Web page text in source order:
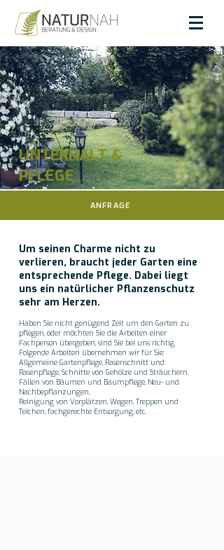
UNTERHALT &
PFLEGE
ANFRAGE
Um seinen Charme nicht zu
verlieren, braucht jeder Garten eine
entsprechende Pflege. Dabei liegt
uns ein natürlicher Pflanzenschutz
sehr am Herzen.
Haben Sie nicht genügend Zeit um den Garten zu
pflegen, oder möchten Sie die Arbeiten einer
Fachperson übergeben, sind Sie bei uns richtig.
Folgende Arbeiten übernehmen wir für Sie:
Allgemeine Gartenpflege, Rasenschnitt und
Rasenpflege, Schnitte von Gehölze und Sträuchern,
Fällen von Bäumen und Baumpflege, Neu- und
Nachbepflanzungen,
Reinigung von Vorplätzen, Wegen, Treppen und
Teichen, fachgerechte Entsorgung, etc.